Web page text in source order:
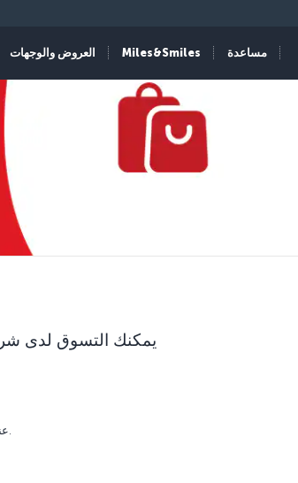
العروض والوجهات Miles&Smiles مساعدة
عند التسوق باستخدام الأميال، 100 ميل = 25 ليرة تركية. على سبيل المثال، سيتم استخدام 10000 ميل لعربة تسوق بقيمة إجمالية تبلغ 2500 ليرة تركية.